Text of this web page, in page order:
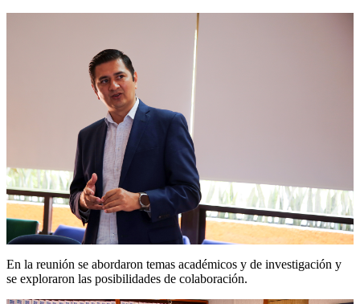
En la reunión se abordaron temas académicos y de investigación y
se exploraron las posibilidades de colaboración.